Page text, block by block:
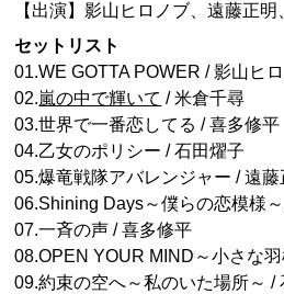
【出演】影山ヒロノブ、遠藤正
セットリスト
01.WE GOTTA POWER / 影山ヒ
02.嵐の中で輝いて / 米倉千尋
03.世界で一番恋してる / 喜多修平
04.乙女のポリシー / 石田燿子
05.爆竜戦隊アバレンジャー / 遠藤
06.Shining Days～僕らの恋模様
07.一斉の声 / 喜多修平
08.OPEN YOUR MIND～小さな
09.約束の空へ～私のいた場所～ /